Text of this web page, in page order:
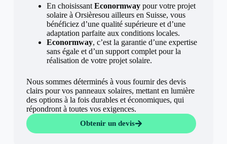
En choisissant Econormwaypour votre projet
solaire à Orsièresou ailleurs en Suisse, vous
bénéficiez d’une qualité supérieure et d’une
adaptation parfaite aux conditions locales.
Econormway, c’est la garantie d’une expertise
sans égale et d’un support complet pour la
réalisation de votre projet solaire.
Nous sommes déterminés à vous fournir des devis
clairs pour vos panneaux solaires, mettant en lumière
des options à la fois durables et économiques, qui
répondront à toutes vos exigences.
Obtenir un devis